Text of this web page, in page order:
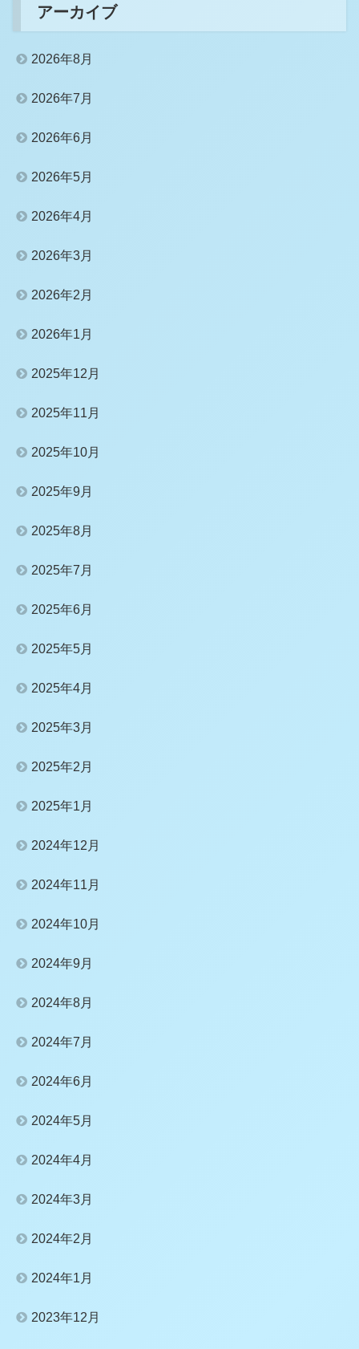
アーカイブ
2026年8月
2026年7月
2026年6月
2026年5月
2026年4月
2026年3月
2026年2月
2026年1月
2025年12月
2025年11月
2025年10月
2025年9月
2025年8月
2025年7月
2025年6月
2025年5月
2025年4月
2025年3月
2025年2月
2025年1月
2024年12月
2024年11月
2024年10月
2024年9月
2024年8月
2024年7月
2024年6月
2024年5月
2024年4月
2024年3月
2024年2月
2024年1月
2023年12月